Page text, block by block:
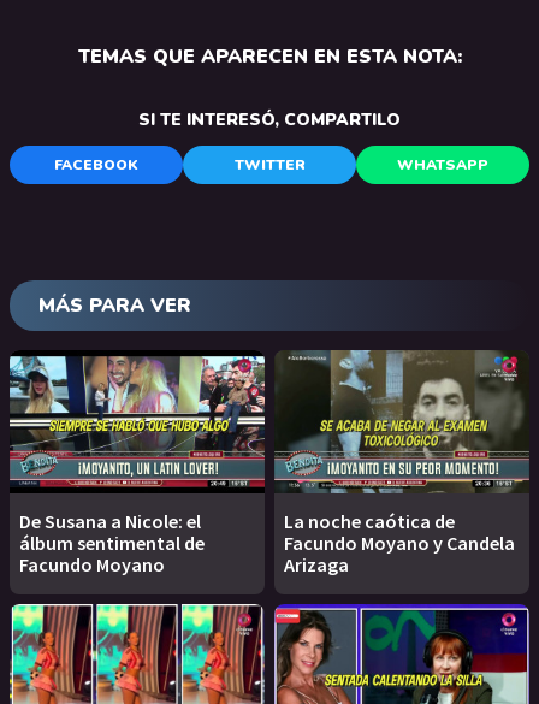
TEMAS QUE APARECEN EN ESTA NOTA:
SI TE INTERESÓ, COMPARTILO
FACEBOOK TWITTER WHATSAPP
MÁS PARA VER
De Susana a Nicole: el
álbum sentimental de
Facundo Moyano
La noche caótica de
Facundo Moyano y Candela
Arizaga